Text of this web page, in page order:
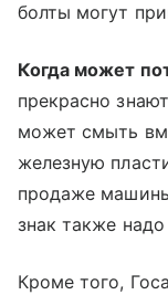
болты могут
Когда может
прекрасно
может смыть
железную
продаже
знак также
Кроме того,